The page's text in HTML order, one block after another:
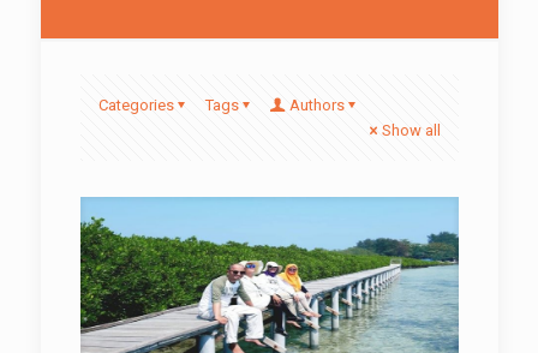
Categories Tags
Authors
Show all